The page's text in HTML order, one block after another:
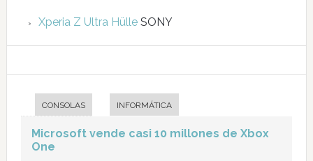
Xperia Z Ultra HülleSONY
CONSOLAS INFORMÁTICA
Microsoft vende casi 10 millones de Xbox
One